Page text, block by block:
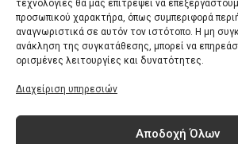
τεχνολογίες θα μας επιτρέψει να
προσωπικού χαρακτήρα, όπως συμπεριφορά
αναγνωριστικά σε αυτόν τον ιστότοπο. Η μη
ανάκληση της συγκατάθεσης, μπορεί να
ορισμένες λειτουργίες και δυνατότητες.
Διαχείριση υπηρεσιών
Αποδοχή Όλων
ενεργοποιήσετε το Google
Πολιτική Cookies
Συμφωνώ